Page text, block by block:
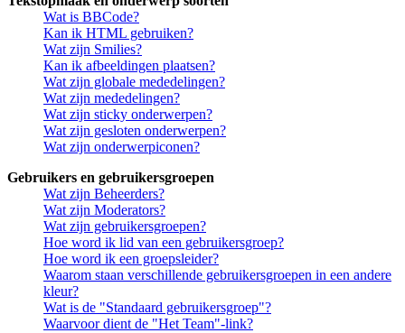
Wat is BBCode?
Kan ik HTML gebruiken?
Wat zijn Smilies?
Kan ik afbeeldingen plaatsen?
Wat zijn globale mededelingen?
Wat zijn mededelingen?
Wat zijn sticky onderwerpen?
Wat zijn gesloten onderwerpen?
Wat zijn onderwerpiconen?
Gebruikers en gebruikersgroepen
Wat zijn Beheerders?
Wat zijn Moderators?
Wat zijn gebruikersgroepen?
Hoe word ik lid van een gebruikersgroep?
Hoe word ik een groepsleider?
Waarom staan verschillende gebruikersgroepen in een andere
kleur?
Wat is de "Standaard gebruikersgroep"?
Waarvoor dient de "Het Team"-link?